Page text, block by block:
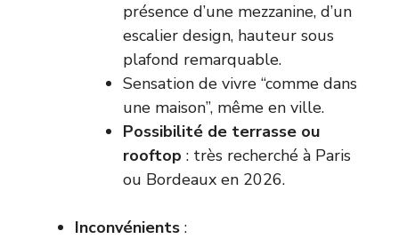
présence d’une mezzanine, d’un
escalier design, hauteur sous
plafond remarquable.
Sensation de vivre “comme dans
une maison”, même en ville.
Possibilité de terrasse ou
rooftop : très recherché à Paris
ou Bordeaux en 2026.
Inconvénients :